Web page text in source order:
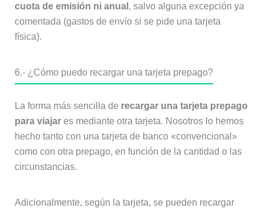
cuota de emisión ni anual , salvo alguna excepción ya
comentada (gastos de envío si se pide una tarjeta
física).
6.- ¿Cómo puedo recargar una tarjeta prepago?
La forma más sencilla de recargar una tarjeta prepago
para viajares mediante otra tarjeta. Nosotros lo hemos
hecho tanto con una tarjeta de banco «convencional»
como con otra prepago, en función de la cantidad o las
circunstancias.
Adicionalmente, según la tarjeta, se pueden recargar